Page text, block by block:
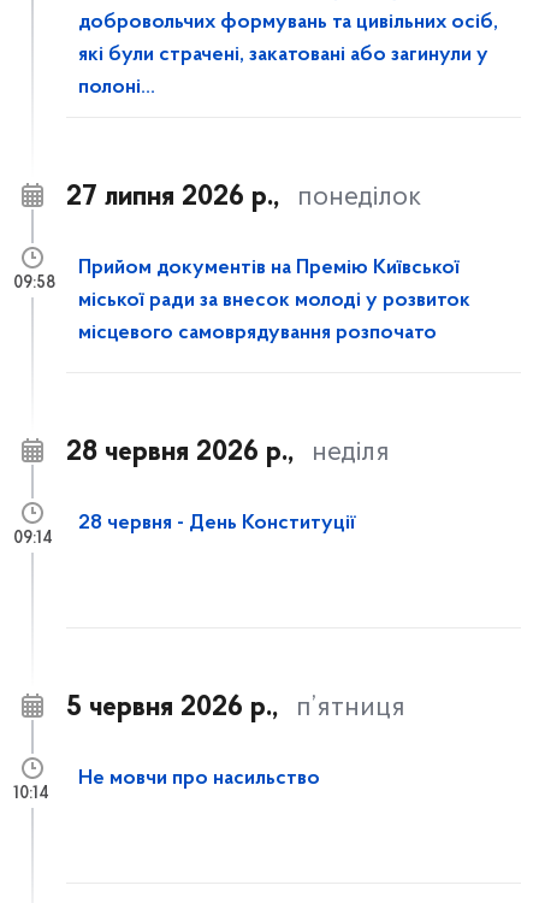
добровольчих формувань та цивільних осіб,
які були страчені, закатовані або загинули у
полоні...
27 липня 2026 р., понеділок
Прийом документів на Премію Київської
міської ради за внесок молоді у розвиток
місцевого самоврядування розпочато
09:58
28 червня 2026 р., неділя
28 червня - День Конституції
09:14
5 червня 2026 р., п’ятниця
Не мовчи про насильство
10:14